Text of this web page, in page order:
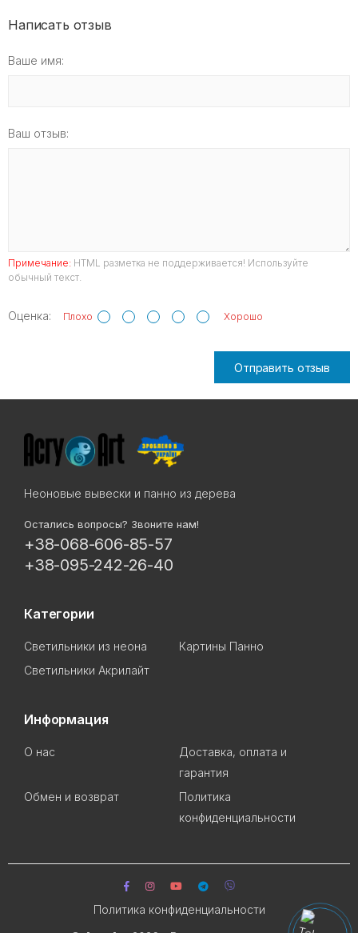
Написать отзыв
Ваше имя:
Ваш отзыв:
Примечание: HTML разметка не поддерживается! Используйте
обычный текст.
Оценка: Плохо Хорошо
Отправить отзыв
Неоновые вывески и панно из дерева
Остались вопросы? Звоните нам!
+38-068-606-85-57
+38-095-242-26-40
Категории
Светильники из неона
Картины Панно
Светильники Акрилайт
Информация
О нас
Доставка, оплата и
гарантия
Обмен и возврат
Политика
конфиденциальности
Политика конфиденциальности